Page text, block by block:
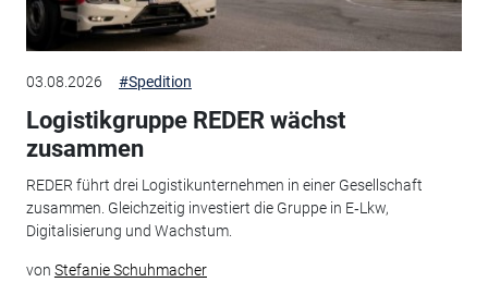
03.08.2026 #Spedition
Logistikgruppe REDER wächst
zusammen
REDER führt drei Logistikunternehmen in einer Gesellschaft
zusammen. Gleichzeitig investiert die Gruppe in E‑Lkw,
Digitalisierung und Wachstum.
von Stefanie Schuhmacher